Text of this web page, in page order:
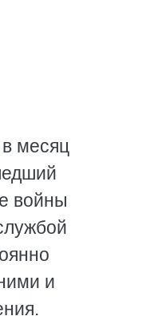
месяц
войны
и